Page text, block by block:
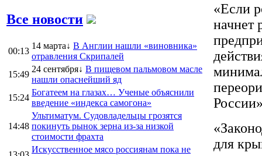
Все новости
00:13
14 марта↓ В Англии нашли «виновника»
отравления Скрипалей
15:49
24 сентября↓ В пищевом пальмовом масле
нашли опаснейший яд
15:24
Богатеем на глазах… Ученые объяснили
введение «индекса самогона»
14:48
Ультиматум. Судовладельцы грозятся
покинуть рынок зерна из-за низкой
стоимости фрахта
Искусственное мясо россиянам пока не
«Если
начнет
для